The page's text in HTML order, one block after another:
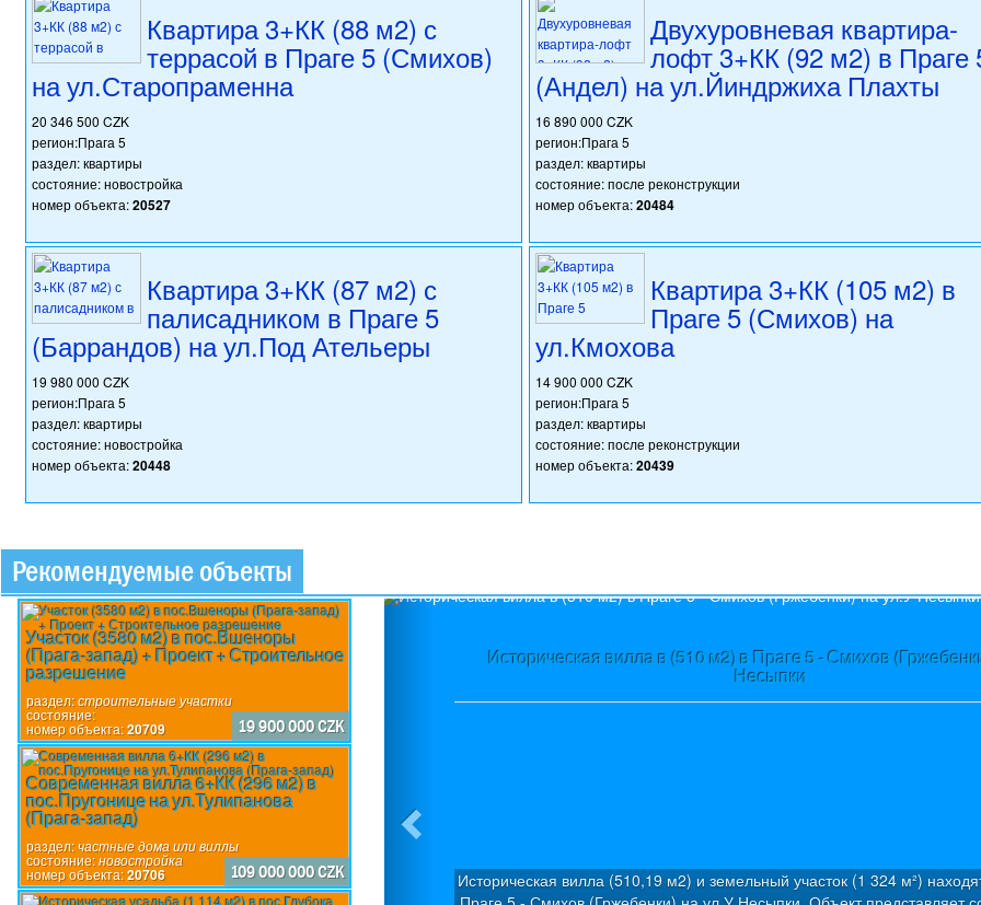
Квартира 3+КК (88 м2) с
террасой в Праге 5 (Смихов)
на ул.Старопраменна
20 346 500 CZK
регион:Прага 5
раздел: квартиры
состояние: новостройка
номер объекта:20527
Двухуровневая квартира-
лофт 3+КК (92 м2) в Праге
(Андел) на ул.Йиндржиха Плахты
16 890 000 CZK
регион:Прага 5
раздел: квартиры
состояние: после реконструкции
номер объекта:20484
Квартира 3+КК (87 м2) с
палисадником в Праге 5
(Баррандов) на ул.Под Ательеры
19 980 000 CZK
регион:Прага 5
раздел: квартиры
состояние: новостройка
номер объекта:20448
Квартира 3+КК (105 м2) в
Праге 5 (Смихов) на
ул.Кмохова
14 900 000 CZK
регион:Прага 5
раздел: квартиры
состояние: после реконструкции
номер объекта:20439
Рекомендуемые объекты
Участок (3580 м2) в пос.Вшеноры
(Прага-запад) + Проект + Строительное
разрешение
раздел:строительные участки
состояние:
номер объекта:20709 19 900 000 CZK
Современная вилла 6+КК (296 м2) в
пос.Пругонице на ул.Тулипанова
(Прага-запад)
раздел:частные дома или виллы
состояние:новостройка
номер объекта:20706 109 000 000 CZK
Историческая вилла в (510 м2) в Праге 5 - Смихов
Несыпки
Историческая вилла (510,19 м2) и земельный участок (1 324 м²)
Previous